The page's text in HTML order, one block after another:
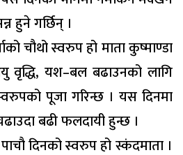
हुने गर्छिन् ।
चौथो स्वरुप हो माता कुष्माण्डा
वृद्धि, यश–बल बढाउनको लागि
पूजा गरिन्छ । यस दिनमा
बढी फलदायी हुन्छ ।
दिनको स्वरुप हो स्कंदमाता ।